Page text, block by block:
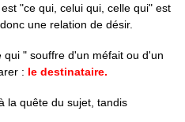
est "ce qui, celui qui, celle qui" est
une relation de désir.
" souffre d'un méfait ou d'un
: le destinataire.
la quête du sujet, tandis